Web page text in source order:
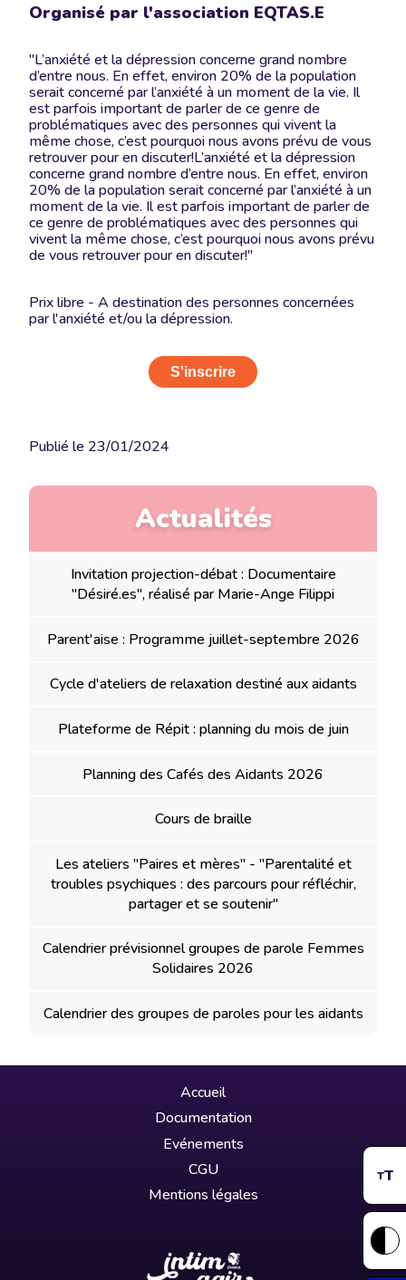
TT
Actualités
Invitation projection-débat : Documentaire
"Désiré.es", réalisé par Marie-Ange Filippi
Parent'aise : Programme juillet-septembre 2026
Cycle d'ateliers de relaxation destiné aux aidants
Plateforme de Répit : planning du mois de juin
Planning des Cafés des Aidants 2026
Cours de braille
Les ateliers "Paires et mères" - "Parentalité et
troubles psychiques : des parcours pour réfléchir,
partager et se soutenir"
Calendrier prévisionnel groupes de parole Femmes
Solidaires 2026
Calendrier des groupes de paroles pour les aidants
Organisé par l'association EQTAS.E
"L’anxiété et la dépression concerne grand nombre
d’entre nous. En effet, environ 20% de la population
serait concerné par l’anxiété à un moment de la vie. Il
est parfois important de parler de ce genre de
problématiques avec des personnes qui vivent la
même chose, c’est pourquoi nous avons prévu de vous
retrouver pour en discuter!L’anxiété et la dépression
concerne grand nombre d’entre nous. En effet, environ
20% de la population serait concerné par l’anxiété à un
moment de la vie. Il est parfois important de parler de
ce genre de problématiques avec des personnes qui
vivent la même chose, c’est pourquoi nous avons prévu
de vous retrouver pour en discuter!"
Prix libre - A destination des personnes concernées
par l'anxiété et/ou la dépression.
S'inscrire
Publié le 23/01/2024
Accueil
Documentation
Evénements
CGU
Mentions légales